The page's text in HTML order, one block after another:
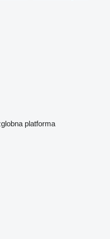
platforma